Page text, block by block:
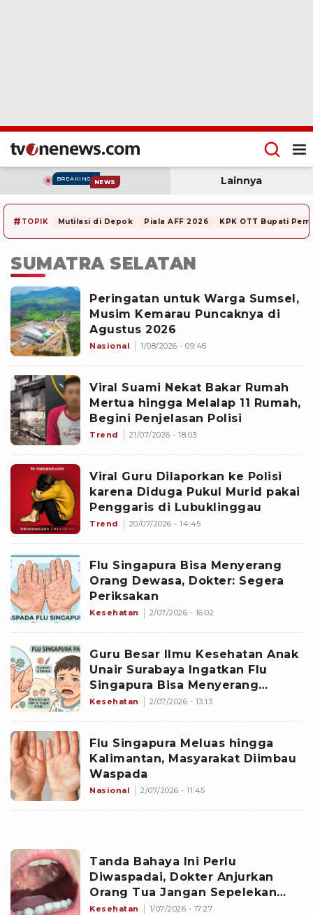
BREAKING NEWS Lainnya
# TOPIK Mutilasi di Depok Piala AFF 2026 KPK OTT Bupati
SUMATRA SELATAN
Peringatan untuk Warga Sumsel,
Musim Kemarau Puncaknya di
Agustus 2026
Nasional 1/08/2026 - 09:46
Viral Suami Nekat Bakar Rumah
Mertua hingga Melalap 11 Rumah,
Begini Penjelasan Polisi
Trend 21/07/2026 - 18:03
Viral Guru Dilaporkan ke Polisi
karena Diduga Pukul Murid pakai
Penggaris di Lubuklinggau
Trend 20/07/2026 - 14:45
Flu Singapura Bisa Menyerang
Orang Dewasa, Dokter: Segera
Periksakan
Kesehatan 2/07/2026 - 16:02
Guru Besar Ilmu Kesehatan Anak
Unair Surabaya Ingatkan Flu
Singapura Bisa Menyerang
Semua Usia
Kesehatan 2/07/2026 - 13:13
Flu Singapura Meluas hingga
Kalimantan, Masyarakat Diimbau
Waspada
Nasional 2/07/2026 - 11:45
Tanda Bahaya Ini Perlu
Diwaspadai, Dokter Anjurkan
Orang Tua Jangan Sepelekan
Gejala Flu Singapura
Kesehatan 1/07/2026 - 17:27